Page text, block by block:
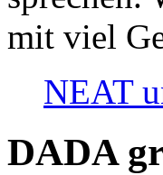
mit viel
NEAT
DADA